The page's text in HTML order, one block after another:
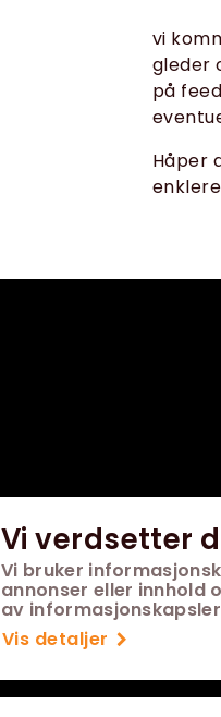
Vi verdsetter
Vi bruker
annonser eller innhold
av informasjonskapsler
Vis detaljer
vi
gleder
på
Håper